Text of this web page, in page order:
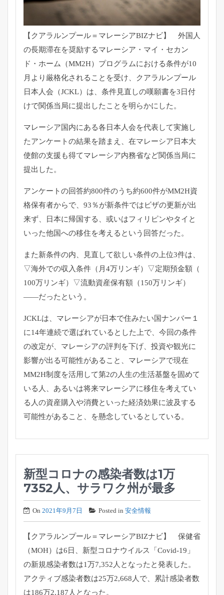
【クアラルンプール＝マレーシアBIZナビ】 外国人
の長期滞在を奨励するマレーシア・マイ・セカン
ド・ ホーム（MM2H） プログラムにおける条件が10
月より厳格化されることを受け、
クアラルンプール
日本人会（JCKL）は、 条件見直しの嘆願書を3日付
けで関係当局に提出したことを明らかにした。
マレーシア国内にある各日本人会を代表して実施し
たアンケートの結果を踏まえ、 在マレーシア日本大
使館の支援も得てマレーシア内務省など関係当 局に
提出した。
アンケートの回答約800件のうち約600件がMM2H資
格保有者からで、93％が新条件ではビザの更新が出
来ず、
日本に帰国する、 或いはフィリピンやタイと
いった他国への移住を考えるという回答だった。
また新条件の内、見直して欲しい条件の上位3件は、
▽海外での収入条件（月4万リンギ）▽定期預金額（
100万リンギ）▽流動資産保有額（150万リンギ）
——だったという。
JCKLは、 マレーシアが日本で住みたい国ナンバー１
に14年連続で選ばれているとした上で、今回の条件
の改定が、マレーシアの評判を下げ、 投資や観光に
影響が出る可能性があること、 マレーシアで現在
MM2H制度を活用して第2の人生の生活基盤を 固めて
いる人、 あるいは将来マレーシアに移住を考えてい
る人の資産購入や消費と いった経済効果に波及する
可能性があること、
を懸念しているとしている。
新型コロナの感染者数は1万
7352人、サラワク州が最多
On 2021年9月7日 Posted in 安全情報
【クアラルンプール＝マレーシアBIZナビ】 保健省
（MOH）は6日、新型コロナウイルス「Covid-19」
の新規感染者数は1万7,352人となったと発表した。
アクティブ感染者数は25万2,668人で、
累計感染者数
は186万2,187人となった。